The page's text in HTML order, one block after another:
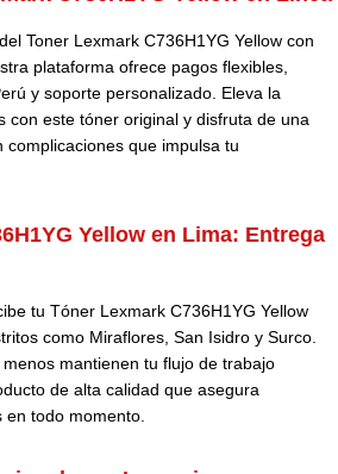
Toner Lexmark C736H1YG Yellow con
plataforma ofrece pagos flexibles,
y soporte personalizado. Eleva la
con este tóner original y disfruta de una
que impulsa tu
Yellow en Lima: Entrega
tu Tóner Lexmark C736H1YG Yellow
como Miraflores, San Isidro y Surco.
mantienen tu flujo de trabajo
de alta calidad que asegura
en todo momento.